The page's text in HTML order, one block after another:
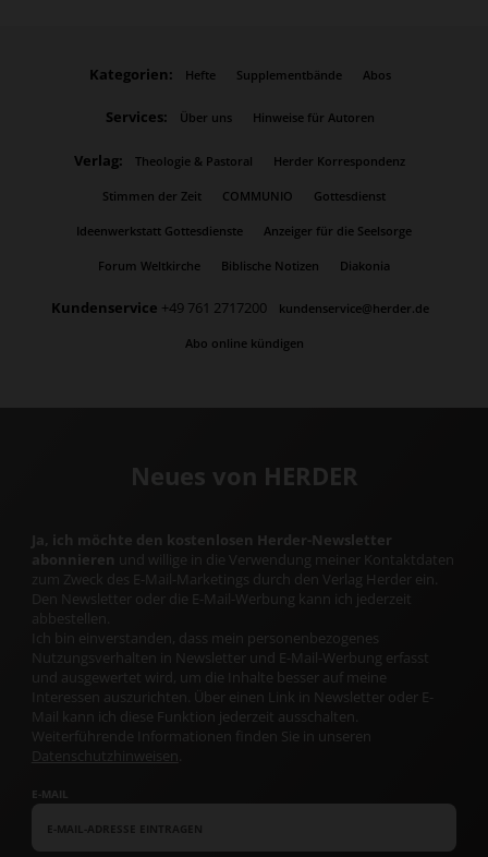
Kategorien: Hefte Supplementbände Abos
Services: Über uns Hinweise für Autoren
Verlag: Theologie & Pastoral Herder Korrespondenz
Stimmen der Zeit COMMUNIO Gottesdienst
Ideenwerkstatt Gottesdienste Anzeiger für die Seelsorge
Forum Weltkirche Biblische Notizen Diakonia
Kundenservice +49 761 2717200 kundenservice@herder.de
Abo online kündigen
Neues von HERDER
Ja, ich möchte den kostenlosen Herder-Newsletter
abonnieren und willige in die Verwendung meiner Kontaktdaten
zum Zweck des E-Mail-Marketings durch den Verlag Herder ein.
Den Newsletter oder die E-Mail-Werbung kann ich jederzeit
abbestellen.
Ich bin einverstanden, dass mein personenbezogenes
Nutzungsverhalten in Newsletter und E-Mail-Werbung erfasst
und ausgewertet wird, um die Inhalte besser auf meine
Interessen auszurichten. Über einen Link in Newsletter oder E-
Mail kann ich diese Funktion jederzeit ausschalten.
Weiterführende Informationen finden Sie in unseren
Datenschutzhinweisen
E-MAIL